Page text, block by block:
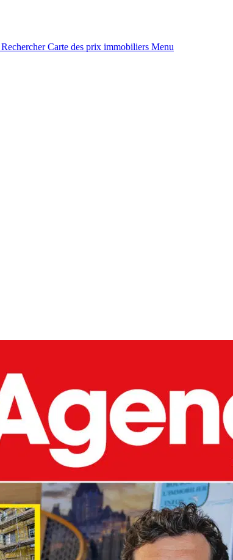
Rechercher Carte des prix immobiliers Menu